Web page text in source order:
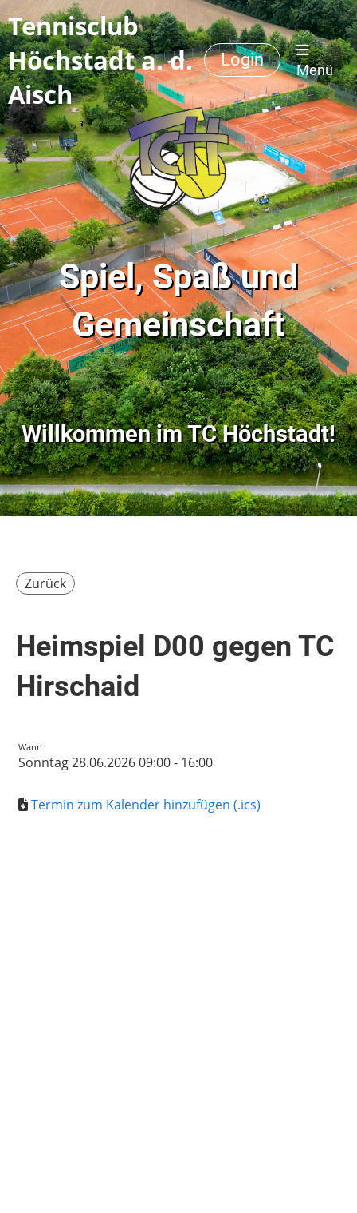
Tennisclub
Höchstadt a. d.
Aisch
Login
Menü
Spiel, Spaß und
Gemeinschaft
Willkommen imTC Höchstadt!
Zurück
Heimspiel D00 gegen TC
Hirschaid
Wann
Sonntag 28.06.2026 09:00 - 16:00
Termin zum Kalender hinzufügen (.ics)